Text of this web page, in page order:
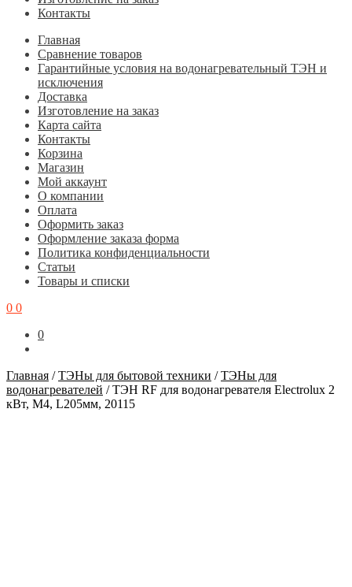
Контакты
Главная
Cравнение товаров
Гарантийные условия на водонагревательный ТЭН и
исключения
Доставка
Изготовление на заказ
Карта сайта
Контакты
Корзина
Магазин
Мой аккаунт
О компании
Оплата
Оформить заказ
Оформление заказа форма
Политика конфиденциальности
Статьи
Товары и списки
0 0
0
Главная /ТЭНы для бытовой техники /ТЭНы для
водонагревателей /ТЭН RF для водонагревателя Electrolux 2
кВт, М4, L205мм, 20115